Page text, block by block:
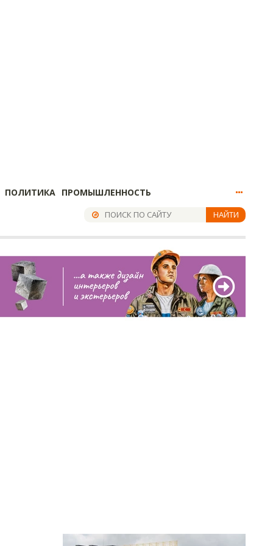
ПОЛИТИКА ПРОМЫШЛЕННОСТЬ
НАЙТИ